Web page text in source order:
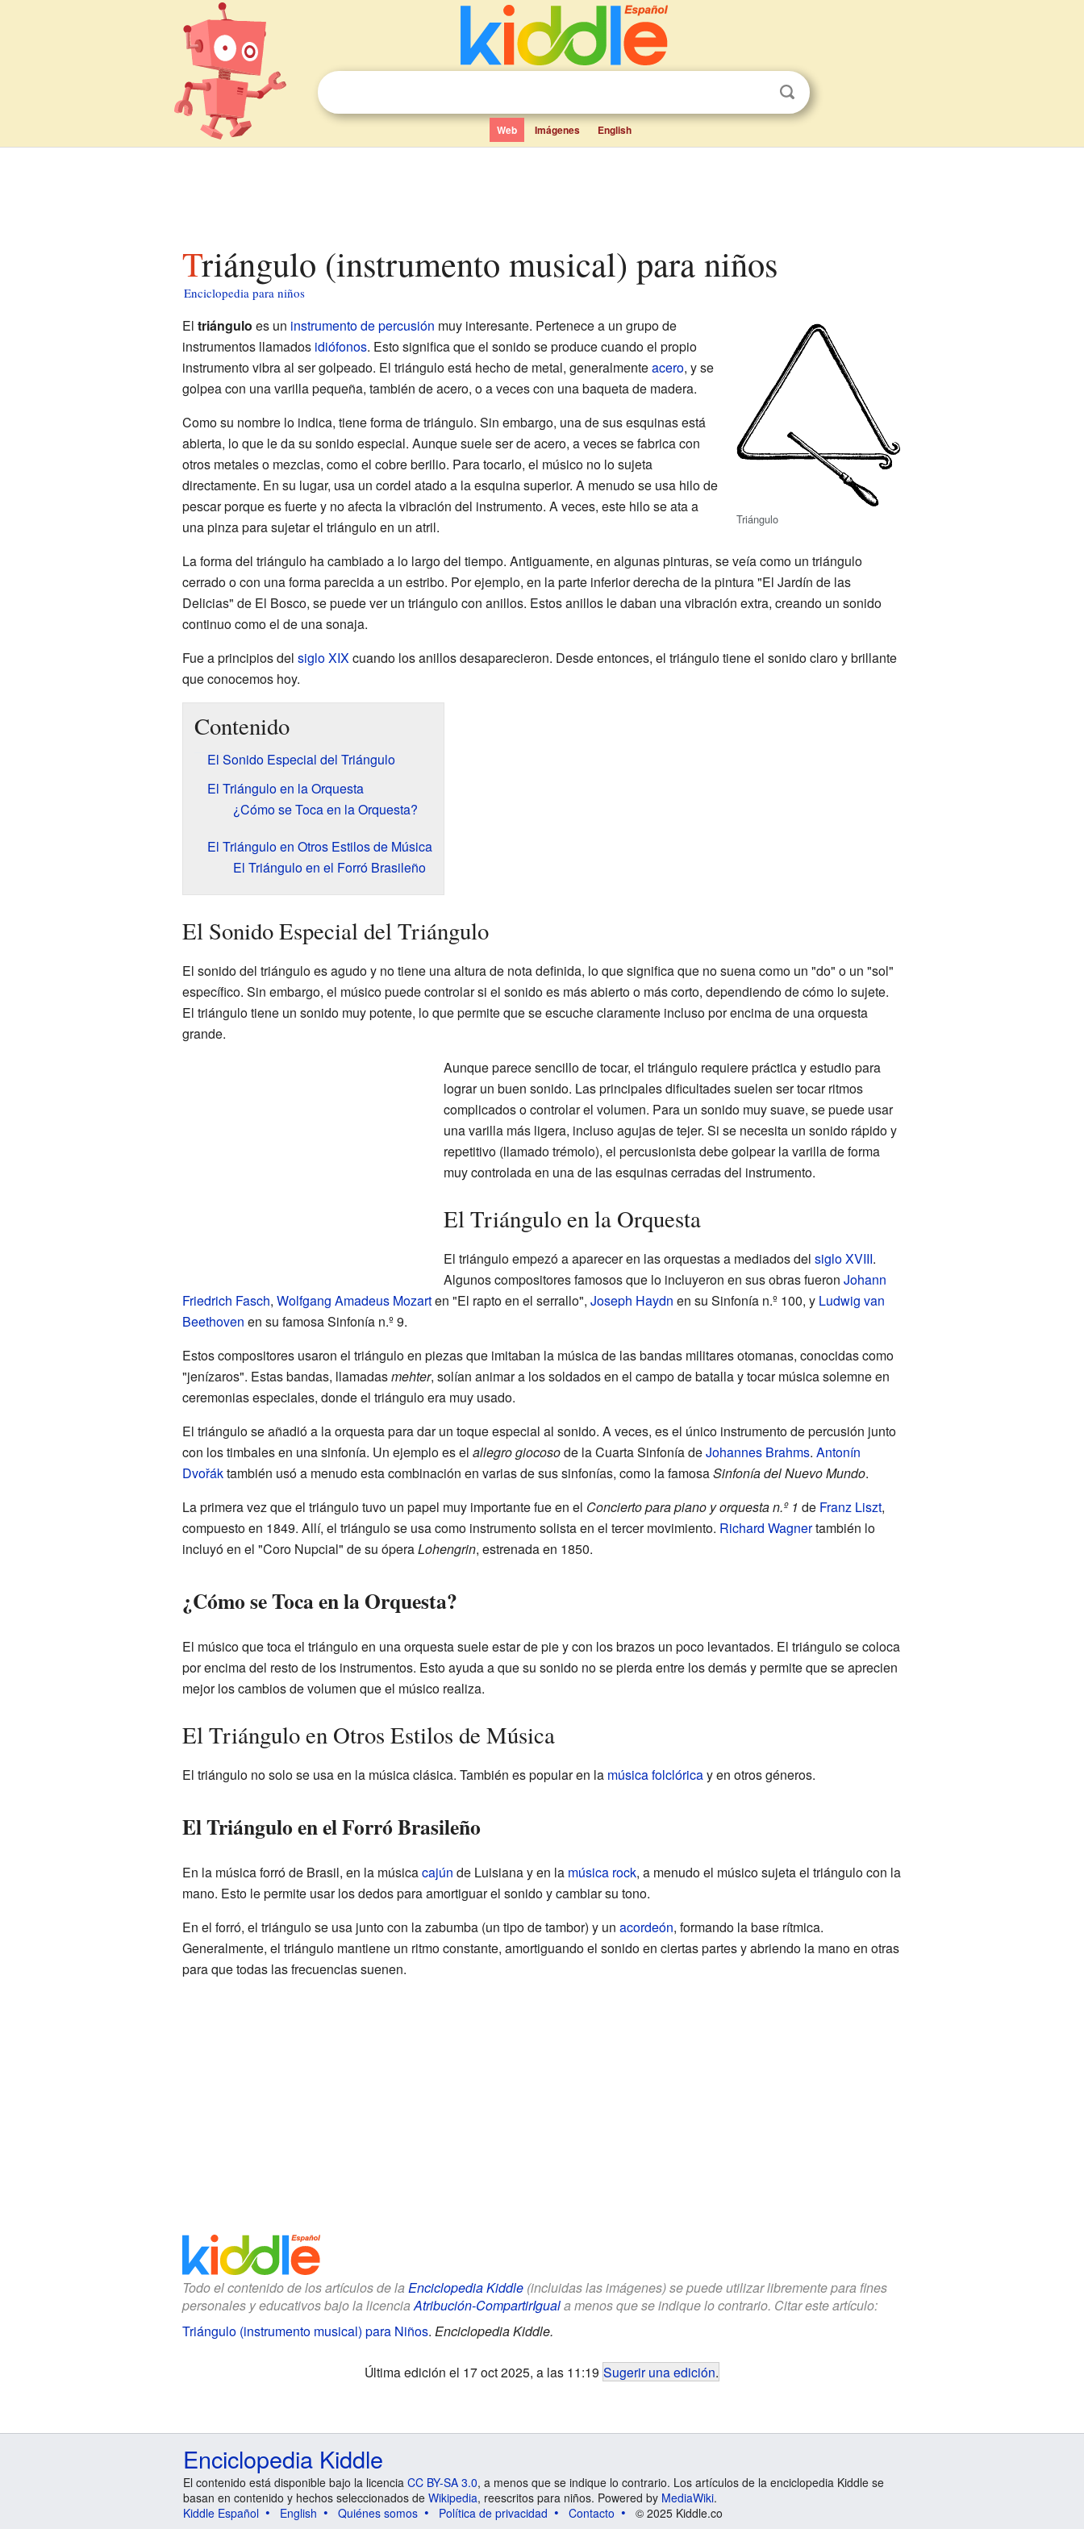
Web Imágenes English
Triángulo (instrumento musical) para niños
Enciclopedia para niños
Triángulo
El triángulo es un instrumento de percusión muy interesante. Pertenece a un grupo de
instrumentos llamados idiófonos. Esto significa que el sonido se produce cuando el propio
instrumento vibra al ser golpeado. El triángulo está hecho de metal, generalmenteacero, y se
golpea con una varilla pequeña, también de acero, o a veces con una baqueta de madera.
Como su nombre lo indica, tiene forma de triángulo. Sin embargo, una de sus esquinas está
abierta, lo que le da su sonido especial. Aunque suele ser de acero, a veces se fabrica con
otros metales o mezclas, como el cobre berilio. Para tocarlo, el músico no lo sujeta
directamente. En su lugar, usa un cordel atado a la esquina superior. A menudo se usa hilo de
pescar porque es fuerte y no afecta la vibración del instrumento. A veces, este hilo se ata a
una pinza para sujetar el triángulo en un atril.
La forma del triángulo ha cambiado a lo largo del tiempo. Antiguamente, en algunas pinturas, se veía como un triángulo
cerrado o con una forma parecida a un estribo. Por ejemplo, en la parte inferior derecha de la pintura "El Jardín de las
Delicias" de El Bosco, se puede ver un triángulo con anillos. Estos anillos le daban una vibración extra, creando un sonido
continuo como el de una sonaja.
Fue a principios del siglo XIXcuando los anillos desaparecieron. Desde entonces, el triángulo tiene el sonido claro y brillante
que conocemos hoy.
Contenido
El Sonido Especial del Triángulo
El Triángulo en la Orquesta
¿Cómo se Toca en la Orquesta?
El Triángulo en Otros Estilos de Música
El Triángulo en el Forró Brasileño
El Sonido Especial del Triángulo
El sonido del triángulo es agudo y no tiene una altura de nota definida, lo que significa que no suena como un "do" o un "sol"
específico. Sin embargo, el músico puede controlar si el sonido es más abierto o más corto, dependiendo de cómo lo sujete.
El triángulo tiene un sonido muy potente, lo que permite que se escuche claramente incluso por encima de una orquesta
grande.
Aunque parece sencillo de tocar, el triángulo requiere práctica y estudio para
lograr un buen sonido. Las principales dificultades suelen ser tocar ritmos
complicados o controlar el volumen. Para un sonido muy suave, se puede usar
una varilla más ligera, incluso agujas de tejer. Si se necesita un sonido rápido y
repetitivo (llamado trémolo), el percusionista debe golpear la varilla de forma
muy controlada en una de las esquinas cerradas del instrumento.
El Triángulo en la Orquesta
El triángulo empezó a aparecer en las orquestas a mediados del siglo XVIII.
Algunos compositores famosos que lo incluyeron en sus obras fueron Johann
Friedrich Fasch, Wolfgang Amadeus Mozarten "El rapto en el serrallo", Joseph Haydn en su Sinfonía n.º 100, y Ludwig van
Beethoven en su famosa Sinfonía n.º 9.
Estos compositores usaron el triángulo en piezas que imitaban la música de las bandas militares otomanas, conocidas como
"jenízaros". Estas bandas, llamadasmehter, solían animar a los soldados en el campo de batalla y tocar música solemne en
ceremonias especiales, donde el triángulo era muy usado.
El triángulo se añadió a la orquesta para dar un toque especial al sonido. A veces, es el único instrumento de percusión junto
con los timbales en una sinfonía. Un ejemplo es el allegro giocosode la Cuarta Sinfonía deJohannes Brahms. Antonín
Dvořáktambién usó a menudo esta combinación en varias de sus sinfonías, como la famosaSinfonía del Nuevo Mundo.
La primera vez que el triángulo tuvo un papel muy importante fue en el Concierto para piano y orquesta n.º 1 de Franz Liszt,
compuesto en 1849. Allí, el triángulo se usa como instrumento solista en el tercer movimiento. Richard Wagnertambién lo
incluyó en el "Coro Nupcial" de su óperaLohengrin, estrenada en 1850.
¿Cómo se Toca en la Orquesta?
El músico que toca el triángulo en una orquesta suele estar de pie y con los brazos un poco levantados. El triángulo se coloca
por encima del resto de los instrumentos. Esto ayuda a que su sonido no se pierda entre los demás y permite que se aprecien
mejor los cambios de volumen que el músico realiza.
El Triángulo en Otros Estilos de Música
El triángulo no solo se usa en la música clásica. También es popular en la música folclóricay en otros géneros.
El Triángulo en el Forró Brasileño
En la música forró de Brasil, en la músicacajún de Luisiana y en la música rock, a menudo el músico sujeta el triángulo con la
mano. Esto le permite usar los dedos para amortiguar el sonido y cambiar su tono.
En el forró, el triángulo se usa junto con la zabumba (un tipo de tambor) y un acordeón, formando la base rítmica.
Generalmente, el triángulo mantiene un ritmo constante, amortiguando el sonido en ciertas partes y abriendo la mano en otras
para que todas las frecuencias suenen.
Todo el contenido de los artículos de la Enciclopedia Kiddle(incluidas las imágenes) se puede utilizar libremente para fines
personales y educativos bajo la licenciaAtribución-CompartirIguala menos que se indique lo contrario. Citar este artículo:
Triángulo (instrumento musical) para Niños. Enciclopedia Kiddle.
Última edición el 17 oct 2025, a las 11:19 Sugerir una edición.
Enciclopedia Kiddle
El contenido está disponible bajo la licencia CC BY-SA 3.0, a menos que se indique lo contrario. Los artículos de la enciclopedia Kiddle se
basan en contenido y hechos seleccionados de Wikipedia, reescritos para niños. Powered by MediaWiki.
Kiddle Español
English Quiénes somos Política de privacidad Contacto © 2025 Kiddle.co